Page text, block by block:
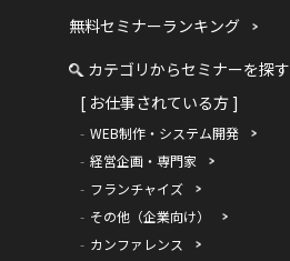
無料セミナーランキング
カテゴリからセミナーを探す
[ お仕事されている方 ]
WEB制作・システム開発
経営企画・専門家
フランチャイズ
その他（企業向け）
カンファレンス